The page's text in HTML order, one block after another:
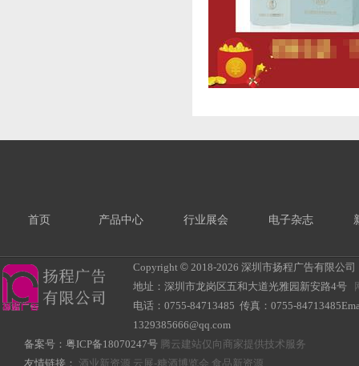
首页 产品中心 行业展会 电子杂志
Copyright © 2018-2026 深圳市扬程广告有限公
地址：深圳市龙岗区五和大道光雅园新安路4号
电话：0755-84713485 传真：0755-
1329385666@qq.com
备案号： 粤ICP备18070247号 腾云建站仅向商家提供技术服务
友情链接： 酒业新资源 云展-糖酒博览会 食品新资源